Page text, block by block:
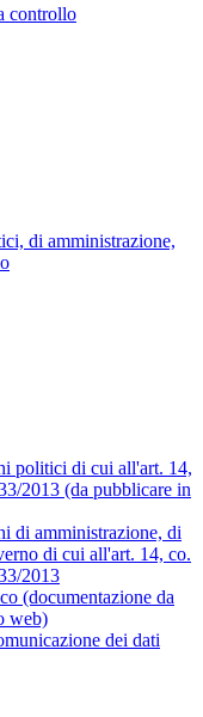
controllo
di amministrazione,
politici di cui all'art. 14,
2013 (da pubblicare in
di amministrazione, di
di cui all'art. 14, co.
2013
(documentazione da
web)
dei dati